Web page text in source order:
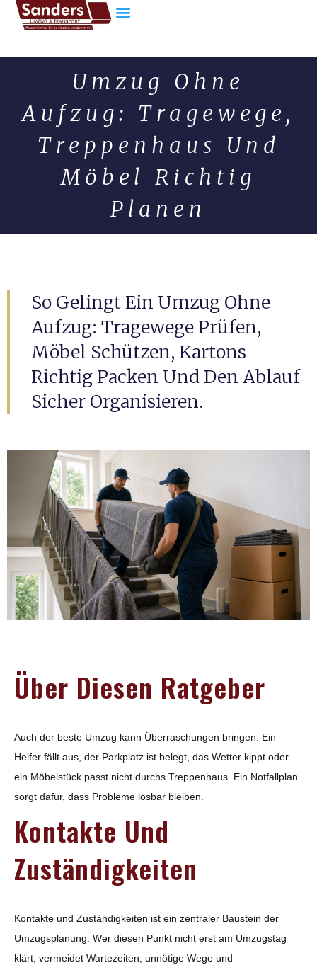
Umzug Ohne
Aufzug: Tragewege,
Treppenhaus Und
Möbel Richtig
Planen
So Gelingt Ein Umzug Ohne
Aufzug: Tragewege Prüfen,
Möbel Schützen, Kartons
Richtig Packen Und Den Ablauf
Sicher Organisieren.
Über Diesen Ratgeber
Auch der beste Umzug kann Überraschungen bringen: Ein
Helfer fällt aus, der Parkplatz ist belegt, das Wetter kippt oder
ein Möbelstück passt nicht durchs Treppenhaus. Ein Notfallplan
sorgt dafür, dass Probleme lösbar bleiben.
Kontakte Und
Zuständigkeiten
Kontakte und Zuständigkeiten ist ein zentraler Baustein der
Umzugsplanung. Wer diesen Punkt nicht erst am Umzugstag
klärt, vermeidet Wartezeiten, unnötige Wege und